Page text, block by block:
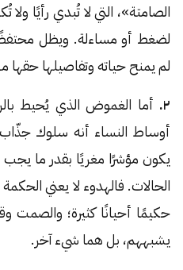
الصامتة»، التي لا تُبدي رأيًا
لضغط أو مساءلة. ويظل
لم يمنح حياته وتفاصيلها حقها
٢. أما الغموض الذي يُحيط
أوساط النساء أنه سلوك
يكون مؤشرًا مغريًا بقدر ما
الحالات. فالهدوء لا يعني
حكيمًا أحيانًا كثيرة؛ والصمت
يشبههم، بل هما شيء آخر.